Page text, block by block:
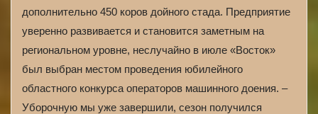
дополнительно 450 коров дойного стада. Предприятие
уверенно развивается и становится заметным на
региональном уровне, неслучайно в июле «Восток»
был выбран местом проведения юбилейного
областного конкурса операторов машинного доения. –
Уборочную мы уже завершили, сезон получился